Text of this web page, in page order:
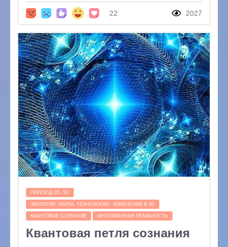
22 2027
ПЕРЕХОД 3D- 5D
ЭКОЛОГИЯ, НАУКА, ТЕХНОЛОГИИ - ИЗМЕНЕНИЯ В 3D
КВАНТОВОЕ СОЗНАНИЕ МНОГОМЕРНАЯ РЕАЛЬНОСТЬ
Квантовая петля сознания